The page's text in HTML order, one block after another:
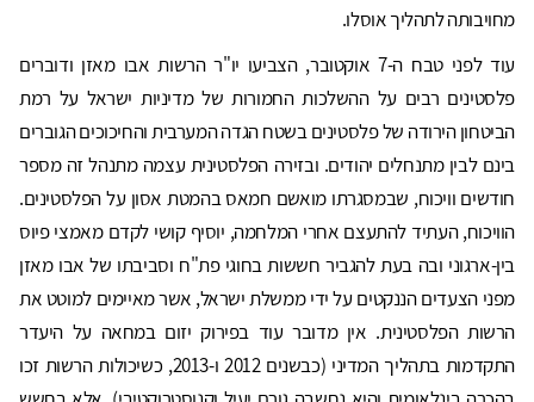
מחויבותה לתהליך אוסלו.
עוד לפני טבח ה-7 אוקטובר, הצביעו יו"ר הרשות אבו מאזן ודוברים
פלסטינים רבים על ההשלכות החמורות של מדיניות ישראל על רמת
הביטחון הירודה של פלסטינים בשטח הגדה המערבית והחיכוכים הגוברים
בינם לבין מתנחלים יהודים. ובזירה הפלסטינית עצמה מתנהל זה מספר
חודשים וויכוח, שבמסגרתו מואשם חמאס בהמטת אסון על הפלסטינים.
הוויכוח, העתיד להתעצם אחרי המלחמה, יוסיף קושי לקדם מאמצי פיוס
בין-ארגוני ובה בעת להגביר חששות בחוגי פת"ח וסביבתו של אבו מאזן
מפני הצעדים הננקטים על ידי ממשלת ישראל, אשר מאיימים למוטט את
הרשות הפלסטינית. אין מדובר עוד בפירוק יזום במחאה על היעדר
התקדמות בתהליך המדיני (כבשנים 2012 ו-2013, כשיכולות הרשות זכו